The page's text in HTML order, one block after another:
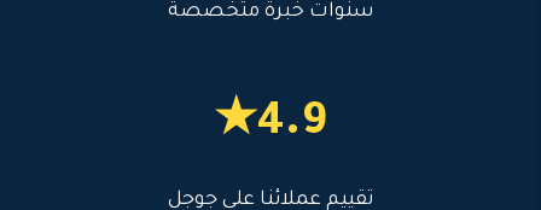
سنوات خبرة متخصصة
4.9★
تقييم عملائنا على جوجل